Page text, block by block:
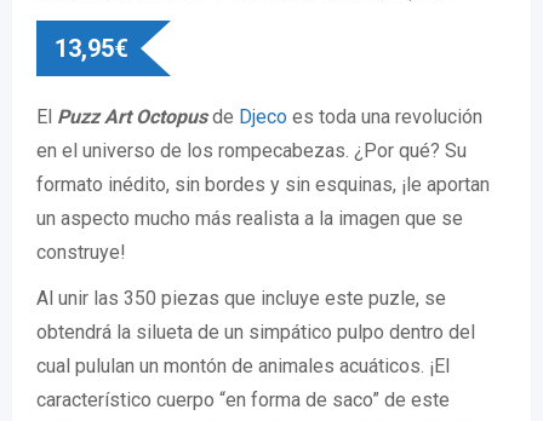
13,95€
El Puzz Art Octopusde Djeco es toda una revolución
en el universo de los rompecabezas. ¿Por qué? Su
formato inédito, sin bordes y sin esquinas, ¡le aportan
un aspecto mucho más realista a la imagen que se
construye!
Al unir las 350 piezas que incluye este puzle, se
obtendrá la silueta de un simpático pulpo dentro del
cual pululan un montón de animales acuáticos. ¡El
característico cuerpo “en forma de saco” de este